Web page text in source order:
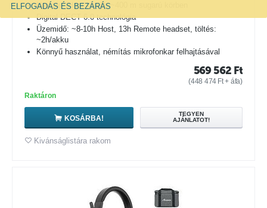
ELFOGADÁS ÉS BEZÁRÁS
Hatótáv (Host körül): ~400 m sugarú körben
Digital DECT 6.0 technológia
Üzemidő: ~8-10h Host, 13h Remote headset, töltés:
~2h/akku
Könnyű használat, némítás mikrofonkar felhajtásával
569 562 Ft
(448 474 Ft+ áfa)
Raktáron
KOSÁRBA!
TEGYEN
AJÁNLATOT!
Kivánságlistára rakom